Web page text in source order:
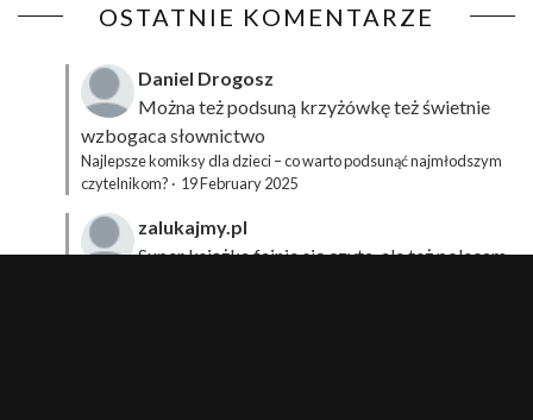
OSTATNIE KOMENTARZE
Daniel Drogosz
Można też podsuną krzyżówkęteż świetnie
wzbogaca słownictwo
Najlepsze komiksy dla dzieci – co warto podsunąć najmłodszym
czytelnikom? · 19 February 2025
zalukajmy.pl
Super książka fajnie się czyta, ale też polecam